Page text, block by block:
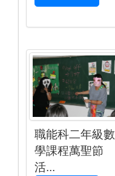
職能科二年級數
學課程萬聖節
活...